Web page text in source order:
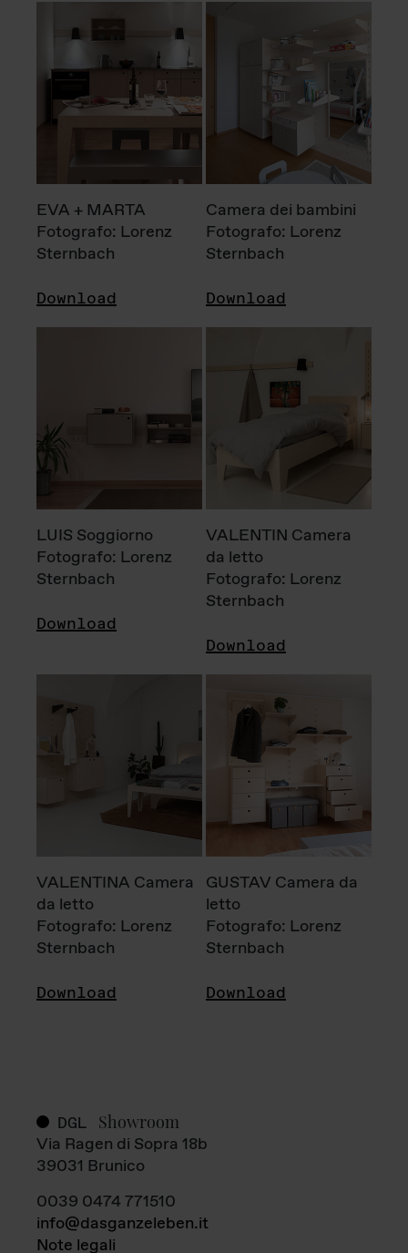
EVA + MARTA
Fotografo: Lorenz
Sternbach
Download
Camera dei bambini
Fotografo: Lorenz
Sternbach
Download
LUIS Soggiorno
Fotografo: Lorenz
Sternbach
Download
VALENTIN Camera
da letto
Fotografo: Lorenz
Sternbach
Download
VALENTINA Camera
da letto
Fotografo: Lorenz
Sternbach
Download
GUSTAV Camera da
letto
Fotografo: Lorenz
Sternbach
Download
DGL Showroom
Via Ragen di Sopra 18b
39031 Brunico
0039 0474 771510
info@dasganzeleben.it
Note legali